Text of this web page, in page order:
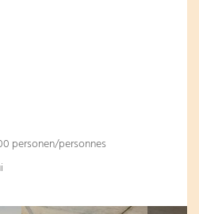
personen/personnes